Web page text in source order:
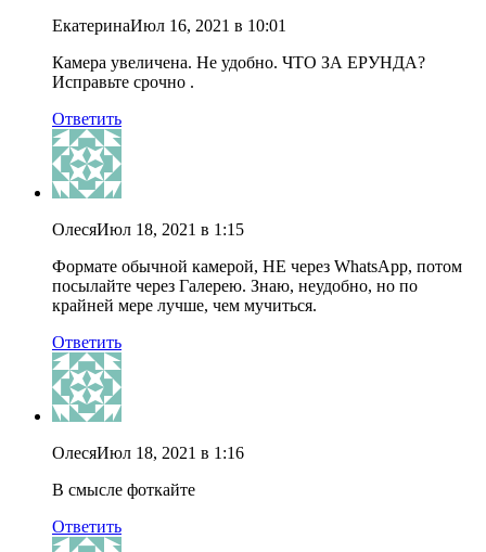
ЕкатеринаИюл 16, 2021 в 10:01
Камера увеличена. Не удобно. ЧТО ЗА ЕРУНДА?
Исправьте срочно .
Ответить
ОлесяИюл 18, 2021 в 1:15
Формате обычной камерой, НЕ через WhatsApp, потом
посылайте через Галерею. Знаю, неудобно, но по
крайней мере лучше, чем мучиться.
Ответить
ОлесяИюл 18, 2021 в 1:16
В смысле фоткайте
Ответить